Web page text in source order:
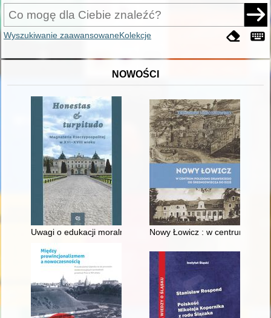
Wyszukiwanie zaawansowaneKolekcje
NOWOŚCI
Uwagi o edukacji moralnej synów szlacheckich w XVI-
Nowy Łowicz : w centrum